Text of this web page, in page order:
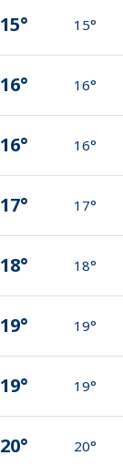
15° 15°
16° 16°
16° 16°
17° 17°
18° 18°
19° 19°
19° 19°
20° 20°